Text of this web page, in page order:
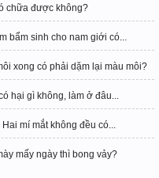
chữa được không?
bẩm sinh cho nam giới có...
xong có phải dặm lại màu môi?
hại gì không, làm ở đâu...
mí mắt không đều có...
mấy ngày thì bong vảy?